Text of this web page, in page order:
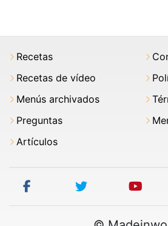
Recetas
Recetas de vídeo
Menús archivados
Preguntas
Artículos
facebook twitter